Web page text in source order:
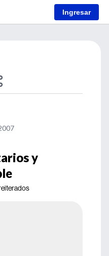
Ingresar
y